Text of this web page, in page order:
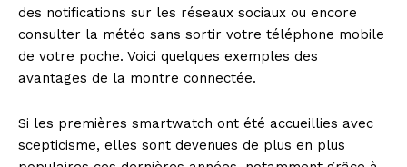
des notifications sur les réseaux sociaux ou encore
consulter la météo sans sortir votre téléphone mobile
de votre poche. Voici quelques exemples des
avantages de la montre connectée.
Si les premières smartwatch ont été accueillies avec
scepticisme, elles sont devenues de plus en plus